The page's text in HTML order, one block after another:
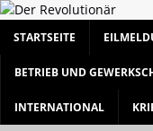
STARTSEITE
BETRIEB UND
INTERNATIONAL